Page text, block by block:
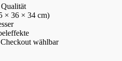
× 36 × 34 cm)
wählbar